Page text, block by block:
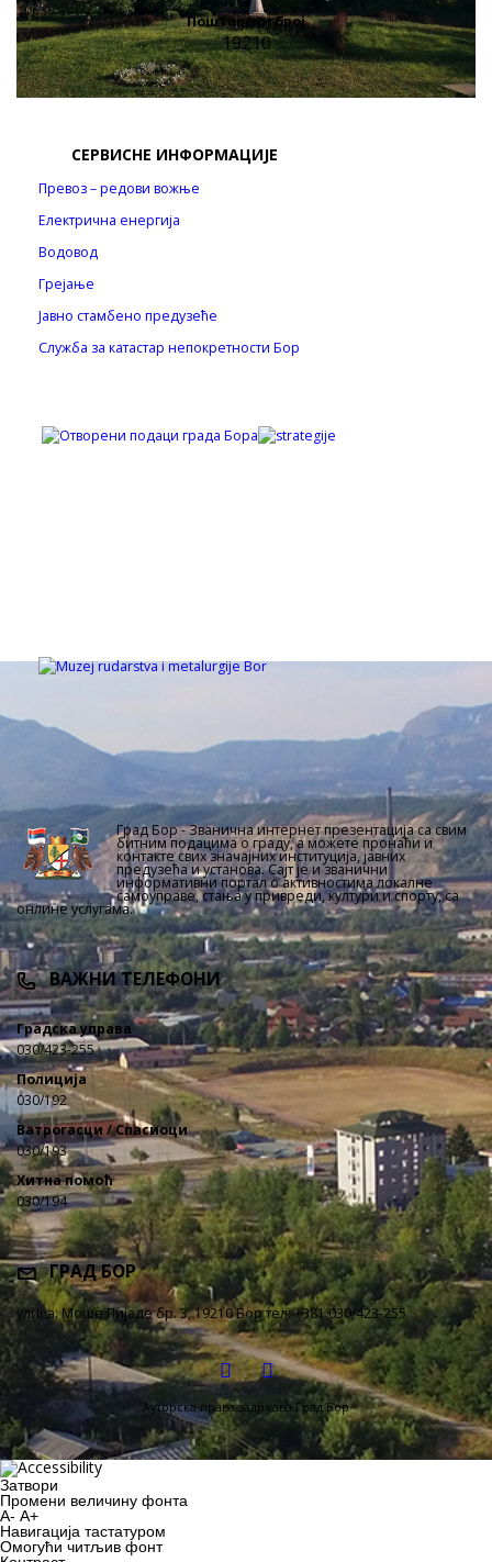
Поштански број
19210
СЕРВИСНЕ ИНФОРМАЦИЈЕ
Превоз – редови вожње
Електрична енергија
Водовод
Грејање
Јавно стамбено предузеће
Служба за катастар непокретности Бор
Град Бор - Званична интернет презентација са свим
битним подацима о граду, а можете пронаћи и
контакте свих значајних институција, јавних
предузећа и установа. Сајт је и званични
информативни портал о активностима локалне
самоуправе, стања у привреди, култури и спорту, са
онлине услугама.
ВАЖНИ ТЕЛЕФОНИ
Градска управа
030/423-255
Полиција
030/192
Ватрогасци / Спасиоци
030/193
Хитна помоћ
030/194
ГРАД БОР
улица: Моше Пијаде бр. 3, 19210 Бор тел: +381 030/423-255
Ауторска права задржава Град Бор
Затвори
Промени величину фонта
A- A+
Навигација тастатуром
Oмогући читљив фонт